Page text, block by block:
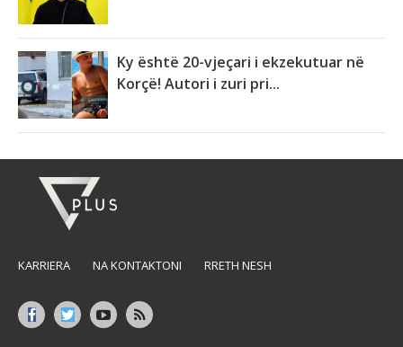
Ky është 20-vjeçari i ekzekutuar në
Korçë! Autori i zuri pri...
KARRIERA NA KONTAKTONI RRETH NESH